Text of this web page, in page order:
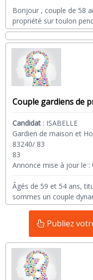
Bonjour , couple de 58
propriété sur toulon
Couple gardiens de
Candidat : ISABELLE
Gardien de maison et
83240/ 83
83
Annonce mise à jour le :
Âgés de 59 et 54 ans,
sommes un couple
Publiez